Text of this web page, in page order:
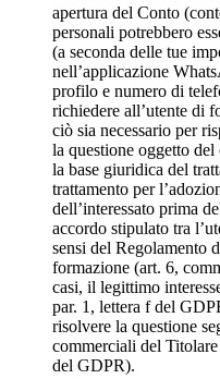
apertura del Conto
personali potrebbero
(a seconda delle tue
nell’applicazione
profilo e numero di
richiedere all’utente di
ciò sia necessario per
la questione oggetto
la base giuridica del
trattamento per
dell’interessato prima
accordo stipulato tra
sensi del Regolamento
formazione (art. 6,
casi, il legittimo
par. 1, lettera f del
risolvere la questione
commerciali del
del GDPR).